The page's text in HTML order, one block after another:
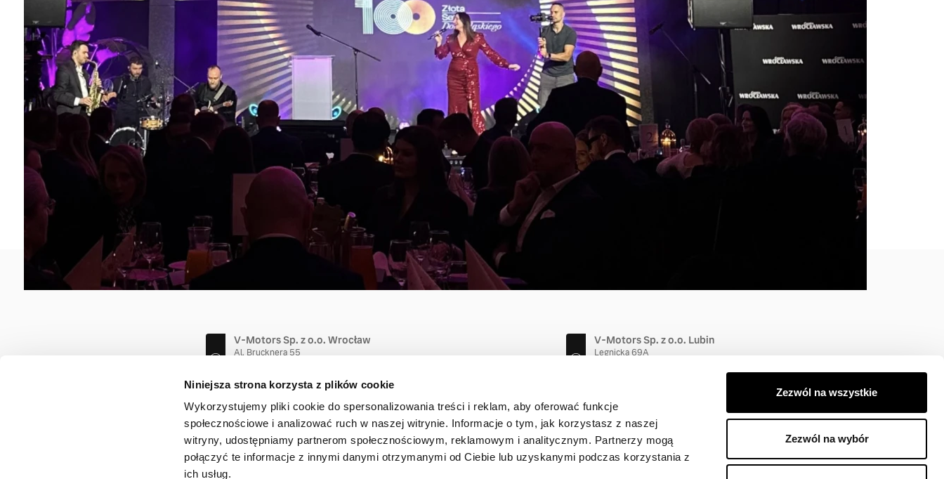
Niniejsza strona korzysta z plików cookie
Wykorzystujemy pliki cookie do spersonalizowania treści i reklam, aby oferować funkcje
społecznościowe i analizować ruch w naszej witrynie. Informacje o tym, jak korzystasz z naszej
witryny, udostępniamy partnerom społecznościowym, reklamowym i analitycznym. Partnerzy mogą
połączyć te informacje z innymi danymi otrzymanymi od Ciebie lub uzyskanymi podczas korzystania z
ich usług.
Zezwól na wszystkie
Zezwól na wybór
Udział w 3. edycji Złotej Setki Dolnośląskiego to dla nas zaszczyt
i potwierdzenie, że Volvo V-Motors jest integralną częścią lokalnej
społeczności biznesowej. Wspierając wydarzenia takiej rangi,
podkreślamy naszą misję: przyczyniać się do rozwoju regionu
i inspirować do działania na najwyższym poziomie.
INFORMACJE PRAWNE POLITYKA PRYWATNOŚCI
V-Motors Sp. z o.o. Wrocław
Al. Brucknera 55
V-Motors Sp. z o.o. Lubin
Legnicka 69A